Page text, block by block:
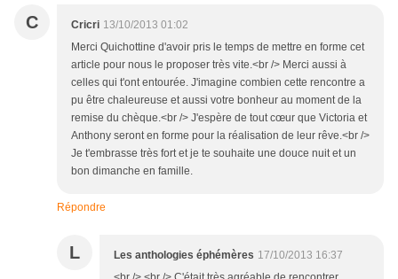
C Cricri 13/10/2013 01:02
Merci Quichottine d'avoir pris le temps de mettre en forme cet
article pour nous le proposer très vite.<br /> Merci aussi à
celles qui t'ont entourée. J'imagine combien cette rencontre a
pu être chaleureuse et aussi votre bonheur au moment de la
remise du chèque.<br /> J'espère de tout cœur que Victoria et
Anthony seront en forme pour la réalisation de leur rêve.<br />
Je t'embrasse très fort et je te souhaite une douce nuit et un
bon dimanche en famille.
Répondre
L Les anthologies éphémères 17/10/2013 16:37